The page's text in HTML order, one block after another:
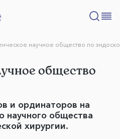
научное общество по
общество
и ординаторов на
научного общества
хирургии.